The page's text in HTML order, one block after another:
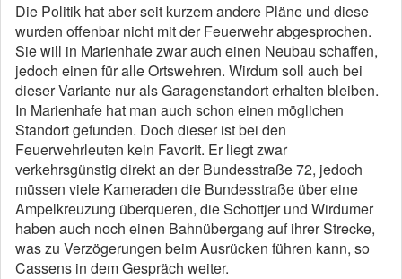
Die Politik hat aber seit kurzem andere Pläne und diese
wurden offenbar nicht mit der Feuerwehr abgesprochen.
Sie will in Marienhafe zwar auch einen Neubau schaffen,
jedoch einen für alle Ortswehren. Wirdum soll auch bei
dieser Variante nur als Garagenstandort erhalten bleiben.
In Marienhafe hat man auch schon einen möglichen
Standort gefunden. Doch dieser ist bei den
Feuerwehrleuten kein Favorit. Er liegt zwar
verkehrsgünstig direkt an der Bundesstraße 72, jedoch
müssen viele Kameraden die Bundesstraße über eine
Ampelkreuzung überqueren, die Schottjer und Wirdumer
haben auch noch einen Bahnübergang auf ihrer Strecke,
was zu Verzögerungen beim Ausrücken führen kann, so
Cassens in dem Gespräch weiter.